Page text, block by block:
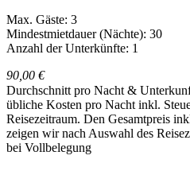
Max. Gäste: 3
Mindestmietdauer (Nächte): 30
Anzahl der Unterkünfte: 1
90,00 €
Durchschnitt pro Nacht &
übliche Kosten pro Nacht inkl.
Reisezeitraum. Den Gesamtpreis
zeigen wir nach Auswahl des
bei Vollbelegung